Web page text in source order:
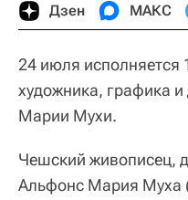
Дзен МАКС
24 июля исполняется
художника, графика
Марии Мухи.
Чешский живописец,
Альфонс Мария Муха